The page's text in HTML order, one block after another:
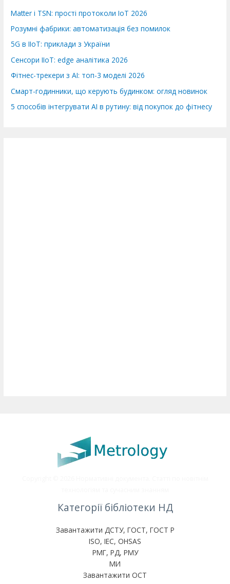
Matter і TSN: прості протоколи IoT 2026
Розумні фабрики: автоматизація без помилок
5G в IIoT: приклади з України
Сенсори IIoT: edge аналітика 2026
Фітнес-трекери з AI: топ-3 моделі 2026
Смарт-годинники, що керують будинком: огляд новинок
5 способів інтегрувати AI в рутину: від покупок до фітнесу
Категорії бібліотеки НД
Завантажити ДСТУ, ГОСТ, ГОСТ Р
ISO, IEC, OHSAS
РМГ, РД, РМУ
МИ
Завантажити ОСТ